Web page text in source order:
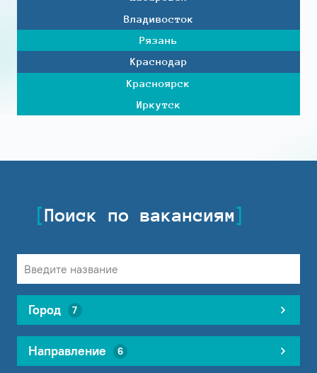
Владивосток
Рязань
Краснодар
Красноярск
Иркутск
Поиск по вакансиям
Город 7
Направление 6